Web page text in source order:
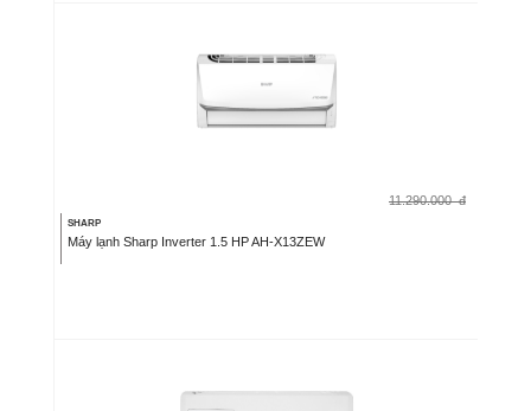
11.290.000 đ
SHARP
Máy lạnh Sharp Inverter 1.5 HP AH-X13ZEW